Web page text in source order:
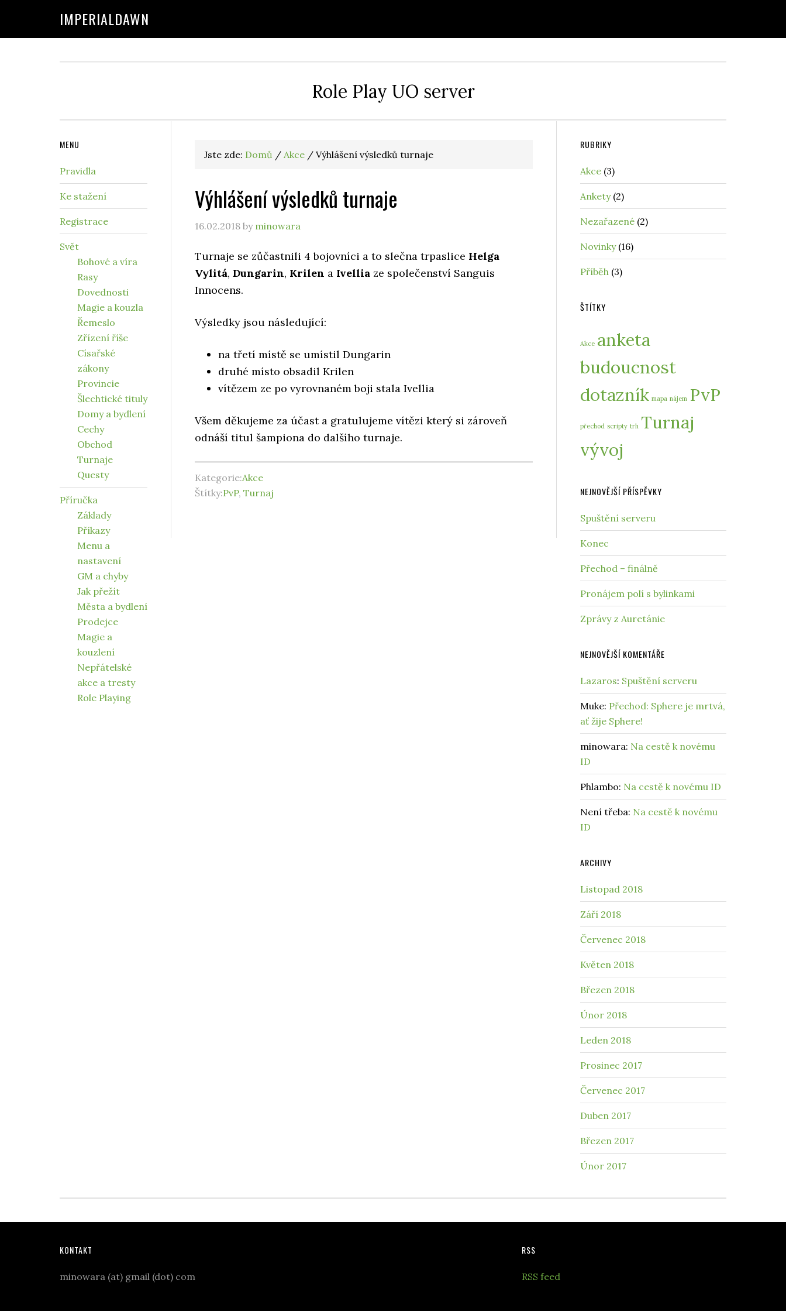
IMPERIALDAWN
Role Play UO server
Jste zde: Domů / Akce / Výhlášení výsledků turnaje
Výhlášení výsledků turnaje
16.02.2018 by minowara
Turnaje se zůčastnili 4 bojovníci a to slečna trpaslice Helga
Vylitá, Dungarin, Krilen a Ivellia ze společenství Sanguis
Innocens.
Výsledky jsou následující:
na třetí místě se umístil Dungarin
druhé místo obsadil Krilen
vítězem ze po vyrovnaném boji stala Ivellia
Všem děkujeme za účast a gratulujeme vítězi který si zároveň
odnáší titul šampiona do dalšího turnaje.
Kategorie:Akce
Štítky:PvP, Turnaj
RUBRIKY
Akce (3)
Ankety(2)
Nezařazené (2)
Novinky(16)
Příběh (3)
ŠTÍTKY
Akce anketa
budoucnost
dotazník mapa nájem PvP
přechod scripty trh Turnaj
vývoj
NEJNOVĚJŠÍ PŘÍSPĚVKY
Spuštění serveru
Konec
Přechod – finálně
Pronájem polí s bylinkami
Zprávy z Auretánie
NEJNOVĚJŠÍ KOMENTÁŘE
Lazaros: Spuštění serveru
Muke: Přechod: Sphere je mrtvá,
ať žije Sphere!
minowara: Na cestě k novému
ID
Phlambo: Na cestě k novému ID
Není třeba: Na cestě k novému
ID
ARCHIVY
Listopad 2018
Září 2018
Červenec 2018
Květen 2018
Březen 2018
Únor 2018
Leden 2018
Prosinec 2017
Červenec 2017
Duben 2017
Březen 2017
Únor 2017
MENU
Pravidla
Ke stažení
Registrace
Svět
Bohové a víra
Rasy
Dovednosti
Magie a kouzla
Řemeslo
Zřízení říše
Císařské
zákony
Provincie
Šlechtické tituly
Domy a bydlení
Cechy
Obchod
Turnaje
Questy
Příručka
Základy
Příkazy
Menu a
nastavení
GM a chyby
Jak přežít
Města a bydlení
Prodejce
Magie a
kouzlení
Nepřátelské
akce a tresty
Role Playing
KONTAKT
minowara (at) gmail (dot) com
RSS
RSS feed